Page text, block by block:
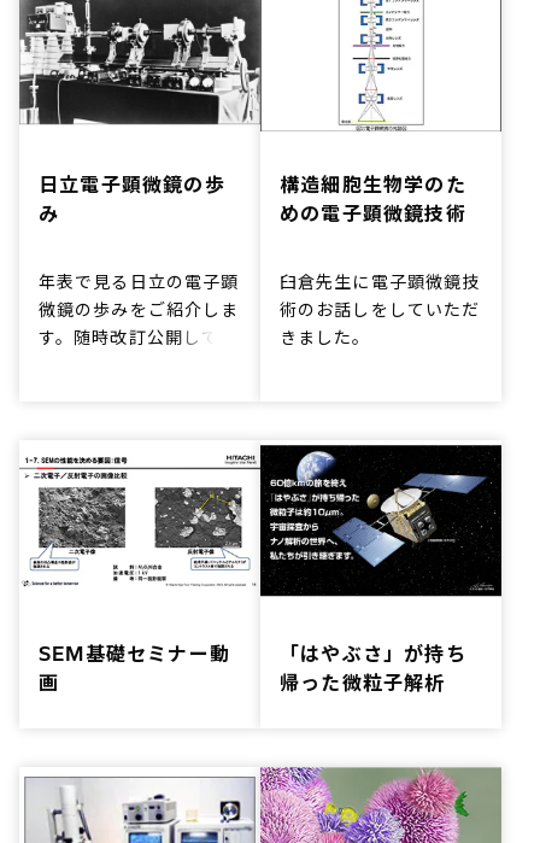
日立電子顕微鏡の歩
み
年表で見る日立の電子顕
微鏡の歩みをご紹介しま
す。随時改訂公開してい
構造細胞生物学のた
めの電子顕微鏡技術
臼倉先生に電子顕微鏡技
術のお話しをしていただ
きました。
SEM基礎セミナー動
画
「はやぶさ」が持ち
帰った微粒子解析